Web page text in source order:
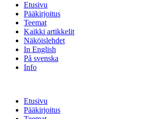
Etusivu
Pääkirjoitus
Teemat
Kaikki artikkelit
Näköislehdet
In English
På svenska
Info
Etusivu
Pääkirjoitus